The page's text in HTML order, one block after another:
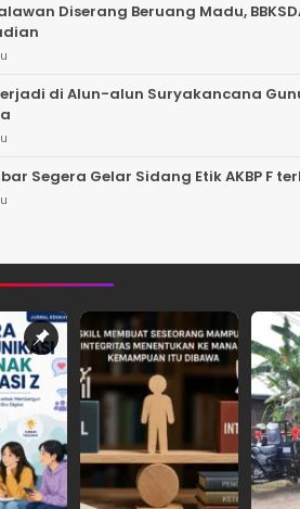
Diserang Beruang Madu,
di Alun-alun Suryakancana
Segera Gelar Sidang Etik AKBP F